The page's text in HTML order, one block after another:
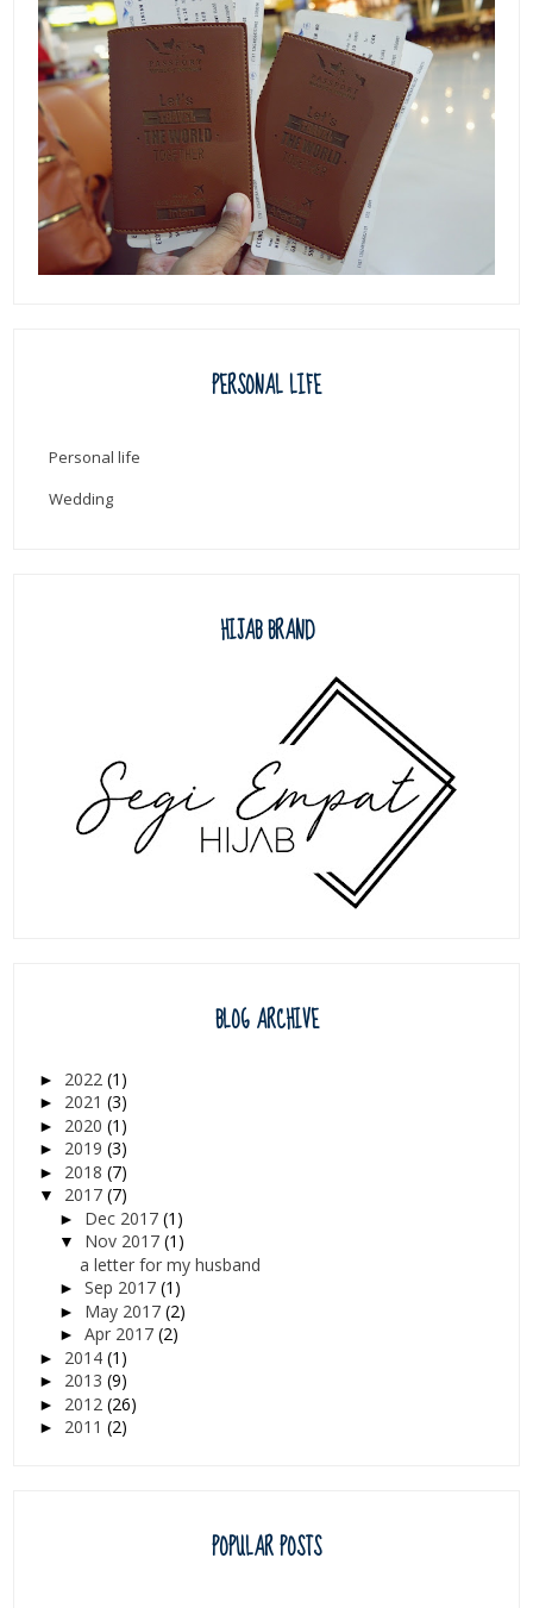
PERSONAL LIFE
Personal life
Wedding
HIJAB BRAND
BLOG ARCHIVE
► 2022(1)
► 2021(3)
► 2020(1)
► 2019(3)
► 2018(7)
▼ 2017(7)
► Dec 2017 (1)
▼ Nov 2017 (1)
a letter for my husband
► Sep 2017 (1)
► May 2017 (2)
► Apr 2017 (2)
► 2014(1)
► 2013(9)
► 2012(26)
► 2011(2)
POPULAR POSTS